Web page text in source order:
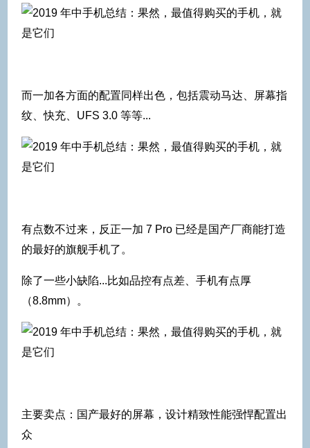
而一加各方面的配置同样出色，包括震动马达、屏幕指
纹、快充、UFS 3.0 等等...
有点数不过来，反正一加 7 Pro 已经是国产厂商能打造
的最好的旗舰手机了。
除了一些小缺陷...比如品控有点差、手机有点厚
（8.8mm）。
主要卖点：国产最好的屏幕，设计精致性能强悍配置出
众